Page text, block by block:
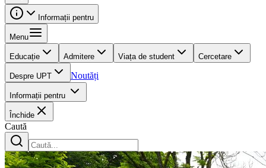
Informații pentru
Menu
Educație Admitere Viața de student Cercetare
Despre UPT Noutăți
Informații pentru
Închide
Caută